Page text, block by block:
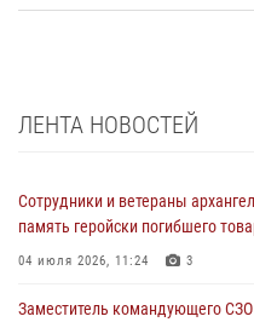
ЛЕНТА НОВОСТЕЙ
Сотрудники и ветераны
память геройски погибшего
04 июля 2026, 11:24 3
Заместитель командующего